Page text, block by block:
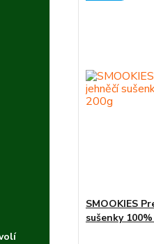
SMOOKIES
sušenky